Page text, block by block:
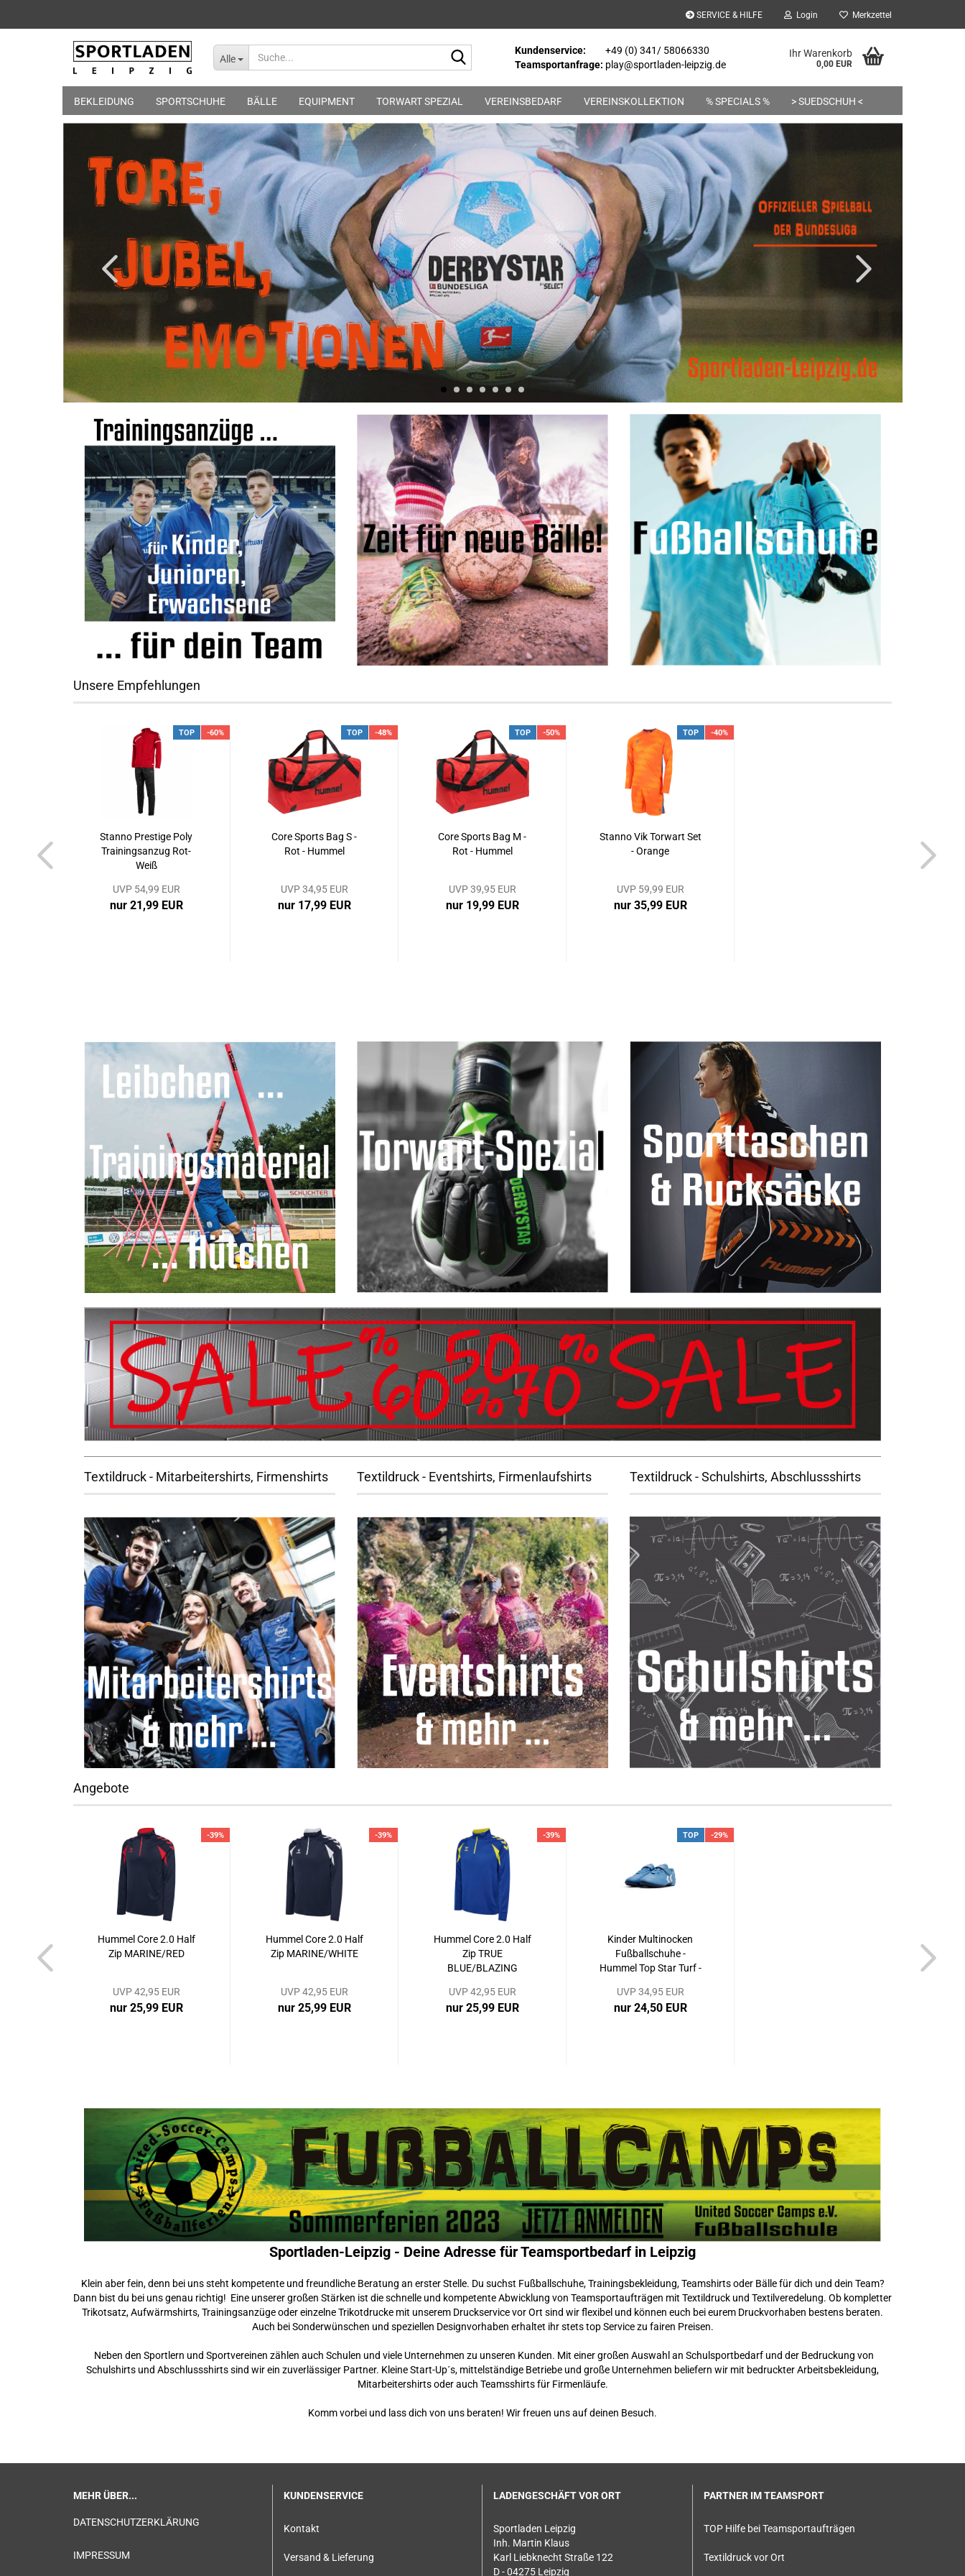
SERVICE & HILFE Login Merkzettel
Alle
Kundenservice:
+49 (0) 341/ 58066330
Teamsportanfrage: play@sportladen-leipzig.de
Ihr Warenkorb
0,00 EUR
BEKLEIDUNG SPORTSCHUHE BÄLLE EQUIPMENT TORWART SPEZIAL VEREINSBEDARF VEREINSKOLLEKTION % SPECIALS % > SUEDSCHUH <
Unsere Empfehlungen
TOP -60%
Stanno Prestige Poly
Trainingsanzug Rot-
Weiß
UVP 54,99 EUR
nur 21,99 EUR
TOP -48%
Core Sports Bag S -
Rot - Hummel
UVP 34,95 EUR
nur 17,99 EUR
TOP -50%
Core Sports Bag M -
Rot - Hummel
UVP 39,95 EUR
nur 19,99 EUR
TOP -40%
Stanno Vik Torwart Set
- Orange
UVP 59,99 EUR
nur 35,99 EUR
Textildruck - Mitarbeitershirts, Firmenshirts Textildruck - Eventshirts, Firmenlaufshirts Textildruck - Schulshirts, Abschlussshirts
Angebote
-39%
Hummel Core 2.0 Half
Zip MARINE/RED
UVP 42,95 EUR
nur 25,99 EUR
-39%
Hummel Core 2.0 Half
Zip MARINE/WHITE
UVP 42,95 EUR
nur 25,99 EUR
-39%
Hummel Core 2.0 Half
Zip TRUE
BLUE/BLAZING
UVP 42,95 EUR
nur 25,99 EUR
TOP -29%
Kinder Multinocken
Fußballschuhe -
Hummel Top Star Turf -
UVP 34,95 EUR
nur 24,50 EUR
Sportladen-Leipzig - Deine Adresse für Teamsportbedarf in Leipzig
Klein aber fein, denn bei uns steht kompetente und freundliche Beratung an erster Stelle. Du suchst Fußballschuhe, Trainingsbekleidung, Teamshirts oder Bälle für dich und dein Team?
Dann bist du bei uns genau richtig! Eine unserer großen Stärken ist die schnelle und kompetente Abwicklung von Teamsportaufträgen mit Textildruck und Textilveredelung. Ob kompletter
Trikotsatz, Aufwärmshirts, Trainingsanzüge oder einzelne Trikotdrucke mit unserem Druckservice vor Ort sind wir flexibel und können euch bei eurem Druckvorhaben bestens beraten.
Auch bei Sonderwünschen und speziellen Designvorhaben erhaltet ihr stets top Service zu fairen Preisen.
Neben den Sportlern und Sportvereinen zählen auch Schulen und viele Unternehmen zu unseren Kunden. Mit einer großen Auswahl an Schulsportbedarf und der Bedruckung von
Schulshirts und Abschlussshirts sind wir ein zuverlässiger Partner. Kleine Start-Up´s, mittelständige Betriebe und große Unternehmen beliefern wir mit bedruckter Arbeitsbekleidung,
Mitarbeitershirts oder auch Teamsshirts für Firmenläufe.
Komm vorbei und lass dich von uns beraten! Wir freuen uns auf deinen Besuch.
MEHR ÜBER...
DATENSCHUTZERKLÄRUNG
IMPRESSUM
KUNDENSERVICE
Kontakt
Versand & Lieferung
LADENGESCHÄFT VOR ORT
Sportladen Leipzig
Inh. Martin Klaus
Karl Liebknecht Straße 122
D - 04275 Leipzig
PARTNER IM TEAMSPORT
TOP Hilfe bei Teamsportaufträgen
Textildruck vor Ort